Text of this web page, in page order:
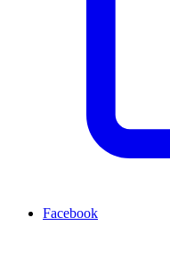
Facebook